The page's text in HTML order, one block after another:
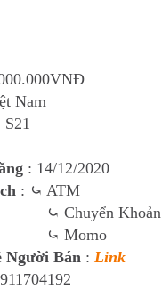
0.000VNĐ
Nam
S21
: 14/12/2020
: ⤿ ATM
⤿ Chuyển Khoản
⤿ Momo
Người Bán : Link